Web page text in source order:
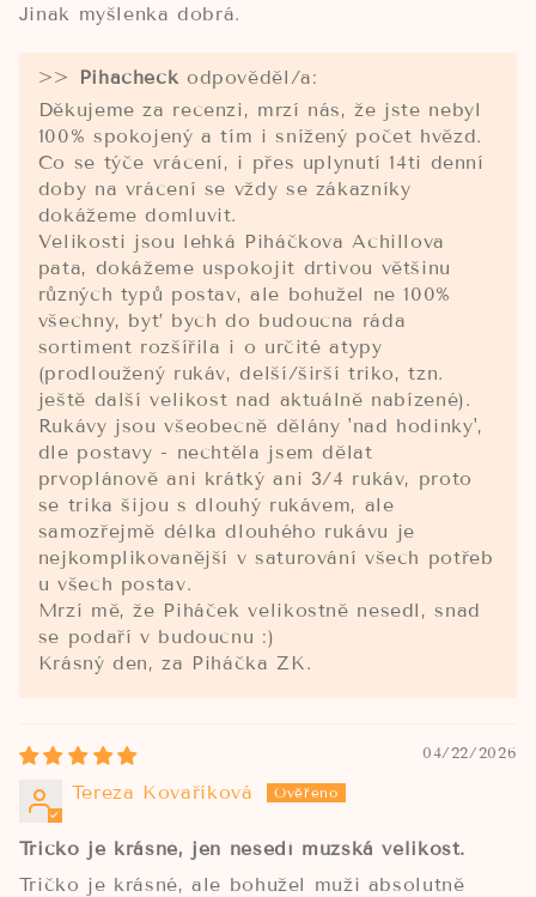
Jinak myšlenka dobrá.
>> Pihacheckodpověděl/a:
Děkujeme za recenzi, mrzí nás, že jste nebyl
100% spokojený a tím i snížený počet hvězd.
Co se týče vrácení, i přes uplynutí 14ti denní
doby na vrácení se vždy se zákazníky
dokážeme domluvit.
Velikosti jsou lehká Piháčkova Achillova
pata, dokážeme uspokojit drtivou většinu
různých typů postav, ale bohužel ne 100%
všechny, byť bych do budoucna ráda
sortiment rozšířila i o určité atypy
(prodloužený rukáv, delší/širší triko, tzn.
ještě další velikost nad aktuálně nabízené).
Rukávy jsou všeobecně dělány 'nad hodinky',
dle postavy - nechtěla jsem dělat
prvoplánově ani krátký ani 3/4 rukáv, proto
se trika šijou s dlouhý rukávem, ale
samozřejmě délka dlouhého rukávu je
nejkomplikovanější v saturování všech potřeb
u všech postav.
Mrzí mě, že Piháček velikostně nesedl, snad
se podaří v budoucnu :)
Krásný den, za Piháčka ZK.
04/22/2026
Tereza Kovaříková
Tričko je krásné, jen nesedí mužská velikost.
Tričko je krásné, ale bohužel muži absolutně